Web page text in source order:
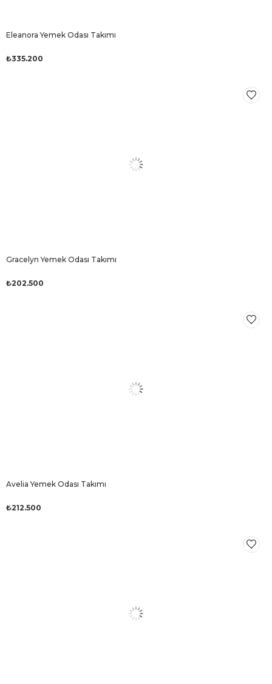
Eleanora Yemek Odası Takımı
₺335.200
Gracelyn Yemek Odası Takımı
₺202.500
Avelia Yemek Odası Takımı
₺212.500